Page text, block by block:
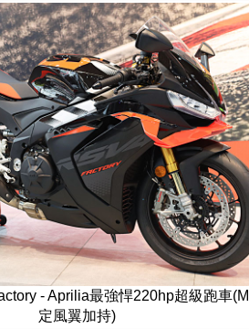
- Aprilia最強悍220hp超級跑車
定風翼加持)